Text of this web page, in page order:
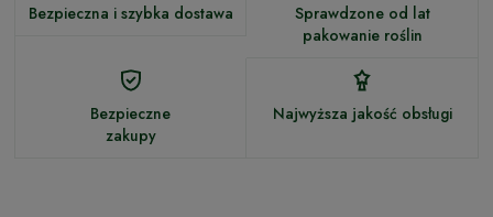
Bezpieczna i szybka dostawa
Sprawdzone od lat
pakowanie roślin
Bezpieczne
zakupy
Najwyższa jakość obsługi